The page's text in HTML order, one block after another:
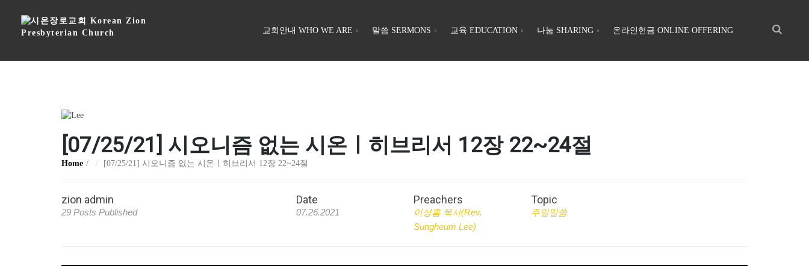
교회안내 WHO WE ARE 말씀 SERMONS 교육 EDUCATION 나눔 SHARING 온라인헌금 ONLINE OFFERING
[07/25/21] 시오니즘 없는 시온ㅣ히브리서 12장 22~24절
Home [07/25/21] 시오니즘 없는 시온ㅣ히브리서 12장 22~24절
zion admin
29 Posts Published
Date
07.26.2021
Preachers
이성흠 목사(Rev.
Sungheum Lee)
Topic
주일말씀